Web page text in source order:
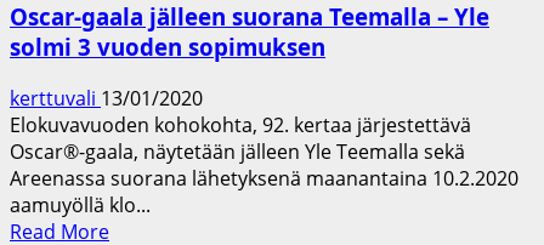
unelmien
New
on
Teeman
elokuvien
ja
dokumenttien
aiheena
Oscar-gaala jälleen suorana Teemalla – Yle
solmi 3 vuoden sopimuksen
kerttuvali 13/01/2020
Elokuvavuoden kohokohta, 92. kertaa järjestettävä
Oscar®-gaala, näytetään jälleen Yle Teemalla sekä
Areenassa suorana lähetyksenä maanantaina 10.2.2020
aamuyöllä klo...
Read MoreRead